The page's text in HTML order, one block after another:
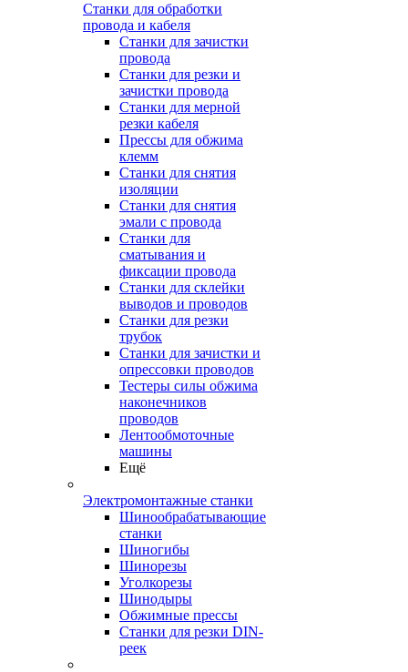
Станки для обработки
провода и кабеля
Станки для зачистки
провода
Станки для резки и
зачистки провода
Станки для мерной
резки кабеля
Прессы для обжима
клемм
Станки для снятия
изоляции
Станки для снятия
эмали с провода
Станки для
сматывания и
фиксации провода
Станки для склейки
выводов и проводов
Станки для резки
трубок
Станки для зачистки и
опрессовки проводов
Тестеры силы обжима
наконечников
проводов
Лентообмоточные
машины
Ещё
Электромонтажные станки
Шинообрабатывающие
станки
Шиногибы
Шинорезы
Уголкорезы
Шинодыры
Обжимные прессы
Станки для резки DIN-
реек